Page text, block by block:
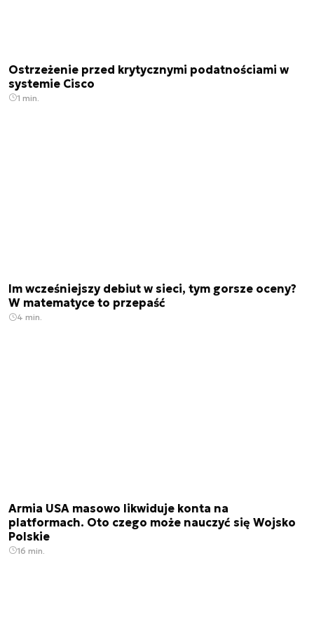
Ostrzeżenie przed krytycznymi podatnościami w
systemie Cisco
1 min.
Im wcześniejszy debiut w sieci, tym gorsze oceny?
W matematyce to przepaść
4 min.
Armia USA masowo likwiduje konta na
platformach. Oto czego może nauczyć się Wojsko
Polskie
16 min.